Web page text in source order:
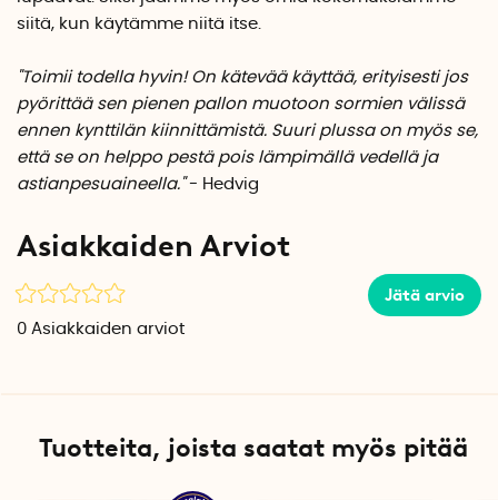
Kappaleita pakkauksessa: 1
Ruotsalaiset innovaattorit: Lena & Eddie Dyfverman
siitä, kun käytämme niitä itse.
"Toimii todella hyvin! On kätevää käyttää, erityisesti jos
pyörittää sen pienen pallon muotoon sormien välissä
ennen kynttilän kiinnittämistä. Suuri plussa on myös se,
että se on helppo pestä pois lämpimällä vedellä ja
astianpesuaineella."- Hedvig
Asiakkaiden Arviot
Jätä arvio
0 Asiakkaiden arviot
Tuotteita, joista saatat myös pitää